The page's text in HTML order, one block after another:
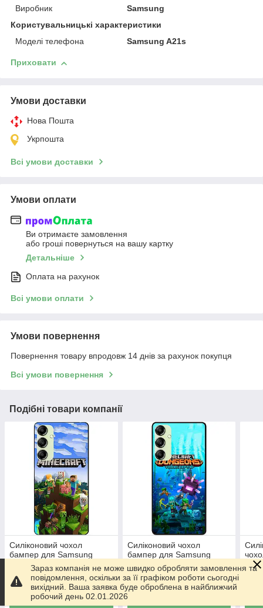
Виробник
Samsung
Користувальницькі характеристики
Моделі телефона
Samsung A21s
Приховати
Умови доставки
Нова Пошта
Укрпошта
Всі умови доставки
Умови оплати
Ви отримаєте замовлення
або гроші повернуться на вашу картку
Детальніше
Оплата на рахунок
Всі умови оплати
Умови повернення
Повернення товару впродовж 14 днів за рахунок покупця
Всі умови повернення
Подібні товари компанії
Силіконовий чохол
бампер для Samsung
A04S з малюнком
Minecraft Майнкрафт
230 ₴
Купити
Силіконовий чохол
бампер для Samsung
A04S з малюнком
Майнкрафт Minecraft
230₴
Зараз компанія не може швидко обробляти замовлення та
повідомлення, оскільки за її графіком роботи сьогодні
вихідний. Ваша заявка буде оброблена в найближчий
робочий день 02.01.2026